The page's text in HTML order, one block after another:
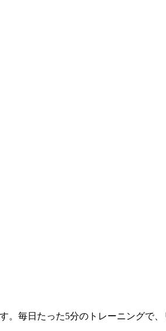
。毎日たった5分のトレーニングで